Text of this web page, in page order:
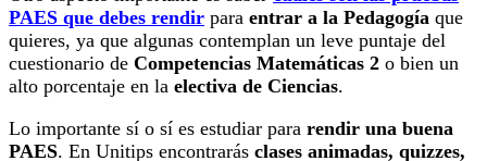
PAES que debes rendir para entrar a la Pedagogía que
quieres, ya que algunas contemplan un leve puntaje del
cuestionario de Competencias Matemáticas 2 o bien un
alto porcentaje en la electiva de Ciencias.
Lo importante sí o sí es estudiar para rendir una buena
PAES. En Unitips encontrarás clases animadas, quizzes,